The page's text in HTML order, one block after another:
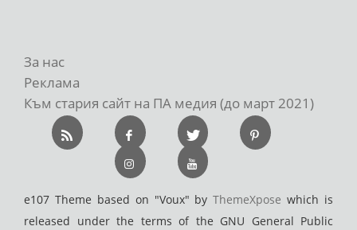
За нас
Реклама
Към стария сайт на ПА медия (до март 2021)
e107 Theme based on "Voux" byThemeXpose which is
released under the terms of the GNU General Public